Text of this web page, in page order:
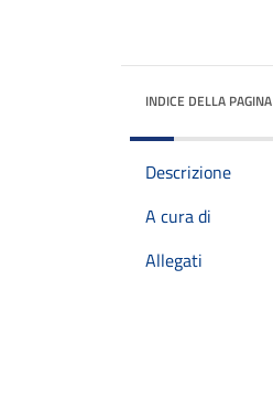
INDICE DELLA PAGINA
Descrizione
A cura di
Allegati